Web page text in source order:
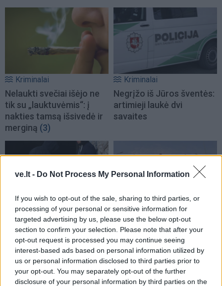
ve.lt - Do Not Process My Personal Information
If you wish to opt-out of the sale, sharing to third parties, or
processing of your personal or sensitive information for
targeted advertising by us, please use the below opt-out
section to confirm your selection. Please note that after your
opt-out request is processed you may continue seeing
interest-based ads based on personal information utilized by
us or personal information disclosed to third parties prior to
your opt-out. You may separately opt-out of the further
disclosure of your personal information by third parties on the
Kriminalai
Nelaukti svečiai išėjo ne
tik su „lauktuvėmis“: į
nakties tamsą išsivedė ir
merginą (3)
Kriminalai
Negrįžo iš Jūros šventės:
artimieji laukė dvi
savaites
Kriminalai
Dviem Klaipėdos
gimnazistams už kanapių
pagrobimą ir platinimą –
lygtinis laisvės atėmimas
Kriminalai
„Fūristas“ į judrią
sankryžą įlėkė „ant
rankinio“: vilkiko
puspriekabės ratai pakilo
į orą(7)